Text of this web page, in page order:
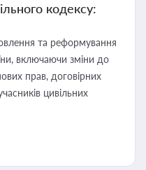
кодексу:
та реформування
включаючи зміни до
прав, договірних
цивільних